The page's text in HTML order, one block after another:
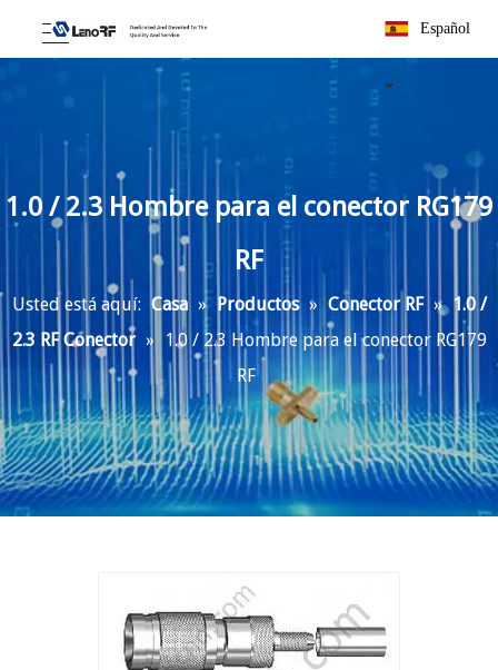
Español
1.0 / 2.3 Hombre para el conector RG179
RF
Usted está aquí: Casa » Productos » Conector RF » 1.0 /
2.3 RF Conector »
1.0 / 2.3 Hombre para el conector RG179
RF